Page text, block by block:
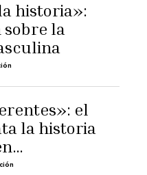
historia»:
la
el
la historia